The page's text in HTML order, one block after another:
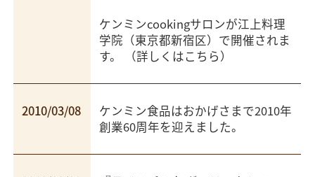
ケンミンcookingサロンが江上料理
学院（東京都新宿区）で開催されま
す。 （詳しくはこちら）
2010/03/08
ケンミン食品はおかげさまで2010年
創業60周年を迎えました。